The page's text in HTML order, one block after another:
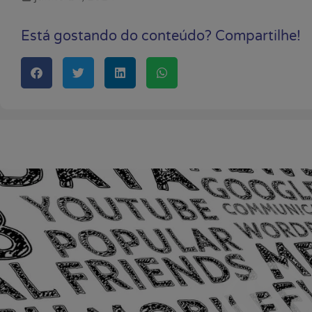
Está gostando do conteúdo? Compartilhe!